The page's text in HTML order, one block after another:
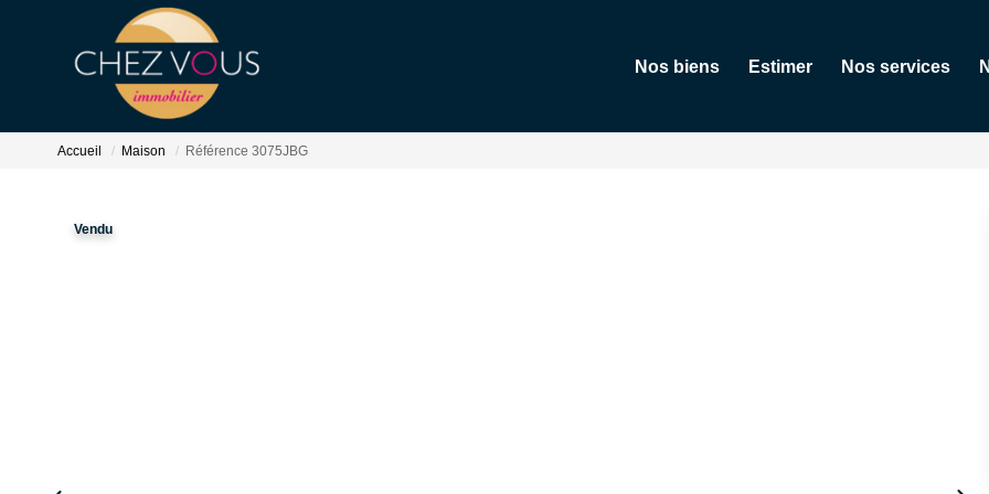
Nos biens Estimer Nos services
Accueil Maison Référence 3075JBG
Vendu